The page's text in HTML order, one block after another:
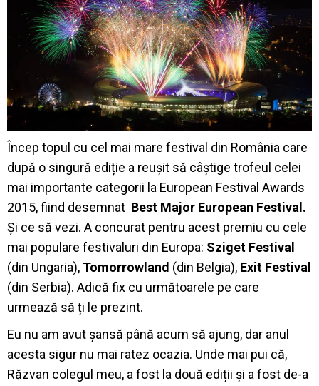
Încep topul cu cel mai mare festival din România care
după o singură ediție a reușit să câștige trofeul celei
mai importante categorii la European Festival Awards
2015, fiind desemnat Best Major European Festival.
Și ce să vezi. A concurat pentru acest premiu cu cele
mai populare festivaluri din Europa: Sziget Festival
(din Ungaria), Tomorrowland (din Belgia), Exit Festival
(din Serbia). Adică fix cu următoarele pe care
urmează să ți le prezint.
Eu nu am avut șansă până acum să ajung, dar anul
acesta sigur nu mai ratez ocazia. Unde mai pui că,
Răzvan colegul meu, a fost la două ediții și a fost de-a